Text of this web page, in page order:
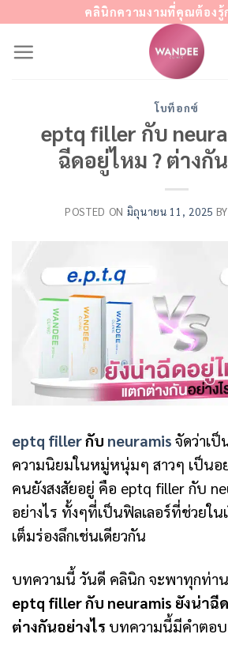
content
คลินิกความงามที่คุณต้องรู้
โบท็อกซ์
eptq filler กับ
ฉีดอยู่ไหม ? ต่างกั
POSTED ON มิถุนายน 11, 2025 BY
eptq fillerกับ neuramis จัดว่าเ
ความนิยมในหมู่หนุ่มๆ สาวๆ เป็นอ
คนยังสงสัยอยู่ คือ eptq filler กับ
อย่างไร ทั้งๆที่เป็นฟิลเลอร์ที่ช่วยใน
เต็มร่องลึกเช่นเดียวกัน
บทความนี้ วันดี คลินิก จะพาทุกท่า
eptq filler กับ neuramis ยังน่าฉี
ต่างกันอย่างไร บทความนี้มีคำตอบ